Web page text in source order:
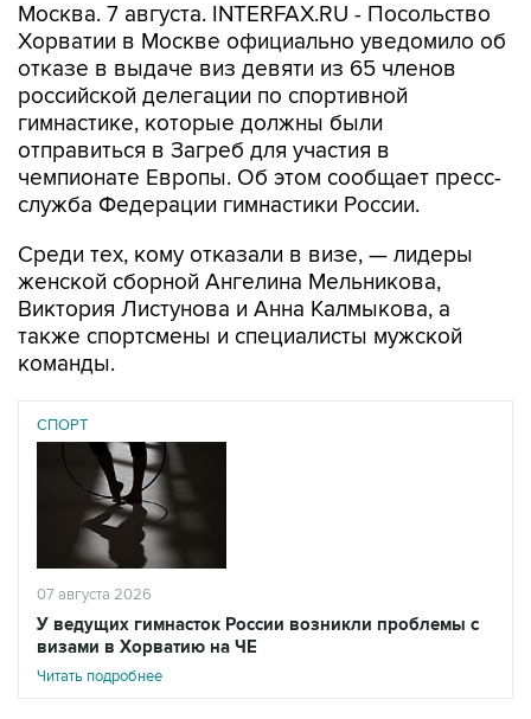
Москва. 7 августа. INTERFAX.RU - Посольство
Хорватии в Москве официально уведомило об
отказе в выдаче виз девяти из 65 членов
российской делегации по спортивной
гимнастике, которые должны были
отправиться в Загреб для участия в
чемпионате Европы. Об этом сообщает пресс-
служба Федерации гимнастики России.
Среди тех, кому отказали в визе, — лидеры
женской сборной Ангелина Мельникова,
Виктория Листунова и Анна Калмыкова, а
также спортсмены и специалисты мужской
команды.
СПОРТ
07 августа 2026
У ведущих гимнасток России возникли проблемы с
визами в Хорватию на ЧЕ
Читать подробнее